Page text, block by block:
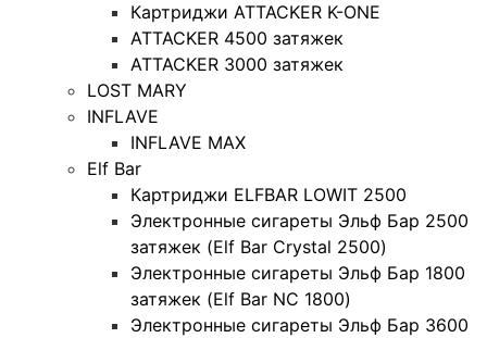
Картриджи ATTACKER K-ONE
ATTACKER 4500 затяжек
ATTACKER 3000 затяжек
LOST MARY
INFLAVE
INFLAVE MAX
Elf Bar
Картриджи ELFBAR LOWIT 2500
Электронные сигареты Эльф Бар 2500
затяжек (Elf Bar Crystal 2500)
Электронные сигареты Эльф Бар 1800
затяжек (Elf Bar NC 1800)
Электронные сигареты Эльф Бар 3600